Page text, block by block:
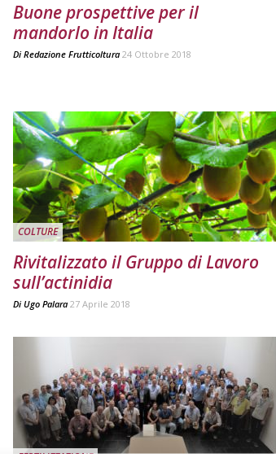
Buone prospettive per il
mandorlo in Italia
Di Redazione Frutticoltura 24 Ottobre 2018
COLTURE
Rivitalizzato il Gruppo di Lavoro
sull’actinidia
Di Ugo Palara 27 Aprile 2018
FERTILIZZAZIONE